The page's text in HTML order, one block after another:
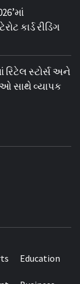
કાર્ડ રીડિંગ
રિટેલ સ્ટોર્સ અને
સાથે વ્યાપક
Education